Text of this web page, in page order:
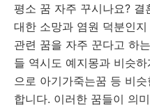
평소 꿈 자주 꾸시나요?
대한 소망과 염원 덕분인
관련 꿈을 자주 꾼다고 하
들 역시도 예지몽과 비슷
으로 아기가죽는꿈 등 비
합니다. 이러한 꿈들이 의